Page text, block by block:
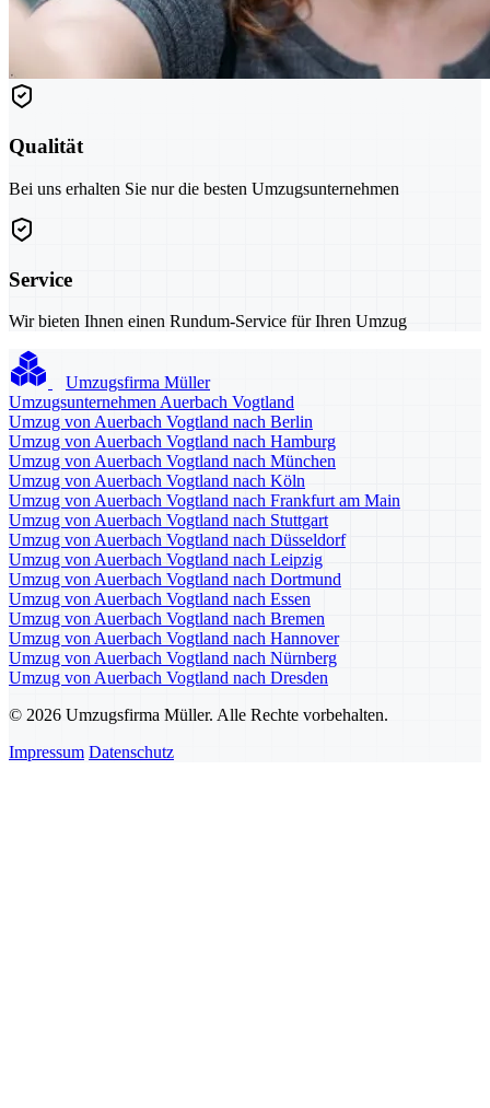
Qualität
Bei uns erhalten Sie nur die besten Umzugsunternehmen
Service
Wir bieten Ihnen einen Rundum-Service für Ihren Umzug
Umzugsfirma Müller
Umzugsunternehmen Auerbach Vogtland
Umzug von Auerbach Vogtland nach Berlin
Umzug von Auerbach Vogtland nach Hamburg
Umzug von Auerbach Vogtland nach München
Umzug von Auerbach Vogtland nach Köln
Umzug von Auerbach Vogtland nach Frankfurt am Main
Umzug von Auerbach Vogtland nach Stuttgart
Umzug von Auerbach Vogtland nach Düsseldorf
Umzug von Auerbach Vogtland nach Leipzig
Umzug von Auerbach Vogtland nach Dortmund
Umzug von Auerbach Vogtland nach Essen
Umzug von Auerbach Vogtland nach Bremen
Umzug von Auerbach Vogtland nach Hannover
Umzug von Auerbach Vogtland nach Nürnberg
Umzug von Auerbach Vogtland nach Dresden
© 2026 Umzugsfirma Müller. Alle Rechte vorbehalten.
Impressum Datenschutz